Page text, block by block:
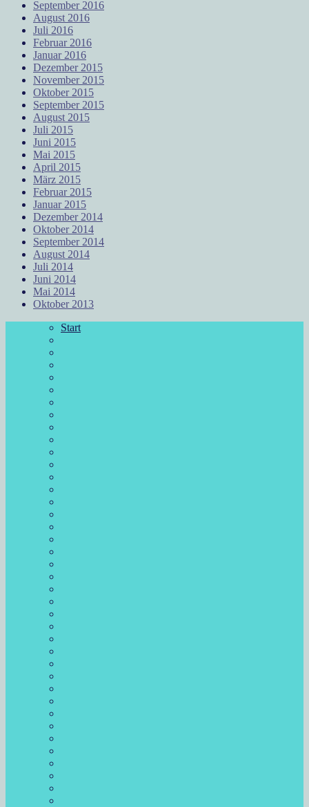
September 2016
August 2016
Juli 2016
Februar 2016
Januar 2016
Dezember 2015
November 2015
Oktober 2015
September 2015
August 2015
Juli 2015
Juni 2015
Mai 2015
April 2015
März 2015
Februar 2015
Januar 2015
Dezember 2014
Oktober 2014
September 2014
August 2014
Juli 2014
Juni 2014
Mai 2014
Oktober 2013
Start